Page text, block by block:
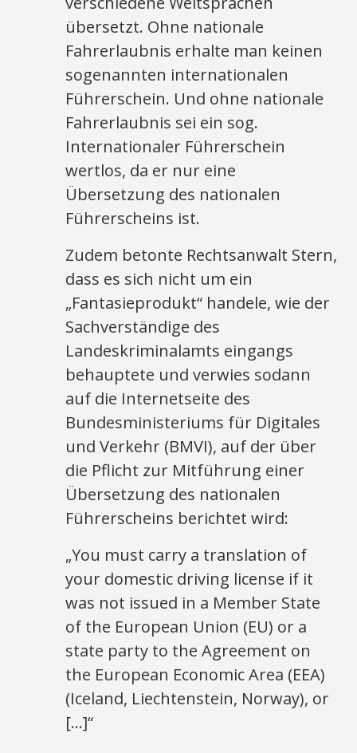
übersetzt. Ohne nationale
Fahrerlaubnis erhalte man keinen
sogenannten internationalen
Führerschein. Und ohne nationale
Fahrerlaubnis sei ein sog.
Internationaler Führerschein
wertlos, da er nur eine
Übersetzung des nationalen
Führerscheins ist.
Zudem betonte Rechtsanwalt Stern,
dass es sich nicht um ein
„Fantasieprodukt“ handele, wie der
Sachverständige des
Landeskriminalamts eingangs
behauptete und verwies sodann
auf die Internetseite des
Bundesministeriums für Digitales
und Verkehr (BMVI), auf der über
die Pflicht zur Mitführung einer
Übersetzung des nationalen
Führerscheins berichtet wird:
„You must carry a translation of
your domestic driving license if it
was not issued in a Member State
of the European Union (EU) or a
state party to the Agreement on
the European Economic Area (EEA)
(Iceland, Liechtenstein, Norway), or
[…]“